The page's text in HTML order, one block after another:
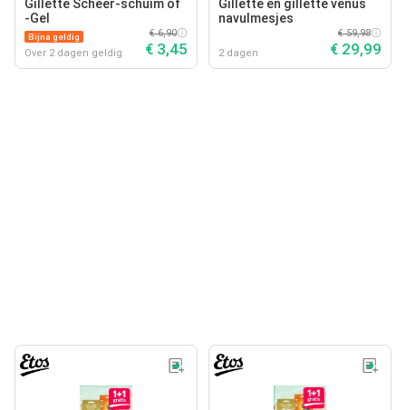
Gillette Scheer-schuim of
-Gel
Bijna geldig
Over 2 dagen geldig
€ 6,90
€ 3,45
Gillette en gillette venus
navulmesjes
2 dagen
€ 59,98
€ 29,99